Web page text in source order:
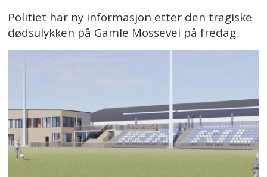
Politiet har ny informasjon etter den tragiske
dødsulykken på Gamle Mossevei på fredag.